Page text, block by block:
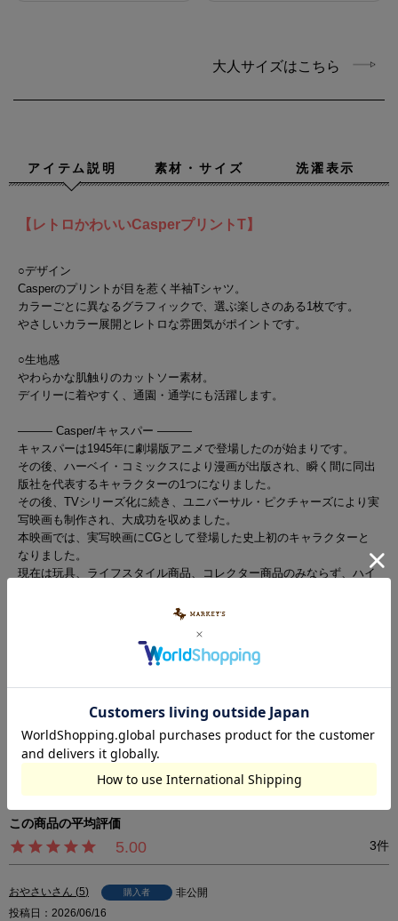
大人サイズはこちら
アイテム説明 素材・サイズ 洗濯表示
【レトロかわいいCasperプリントT】
○デザイン
Casperのプリントが目を惹く半袖Tシャツ。
カラーごとに異なるグラフィックで、選ぶ楽しさのある1枚です。
やさしいカラー展開とレトロな雰囲気がポイントです。
○生地感
やわらかな肌触りのカットソー素材。
デイリーに着やすく、通園・通学にも活躍します。
――― Casper/キャスパー ―――
キャスパーは1945年に劇場版アニメで登場したのが始まりです。
その後、ハーベイ・コミックスにより漫画が出版され、瞬く間に同出
版社を代表するキャラクターの1つになりました。
その後、TVシリーズ化に続き、ユニバーサル・ピクチャーズにより実
写映画も制作され、大成功を収めました。
本映画では、実写映画にCGとして登場した史上初のキャラクターと
なりました。
現在は玩具、ライフスタイル商品、コレクター商品のみならず、ハイ
今もなお人々に愛されています。
■80～90cm のみ肩ボタン付き
※尚、お客様のご使用のモニターやブラウザなどの環境により、実物と異な
5.00 3
おやさい 5 購入者
非公開
投稿日
2026/06/16